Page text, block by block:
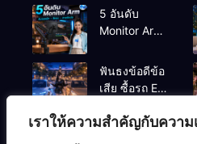
เราให้ความสำคัญกับควา
5 อันดับ
Monitor Arm
แข็งแรง รับ
น้ำหนักจอ
โปรไฟล์สีตรง
สำหรับสายตัด
ต่อวิดีโอที่ดี
ฟันธงข้อดีข้อ
เสีย ซื้อรถ EV
Eco Car ช่วง